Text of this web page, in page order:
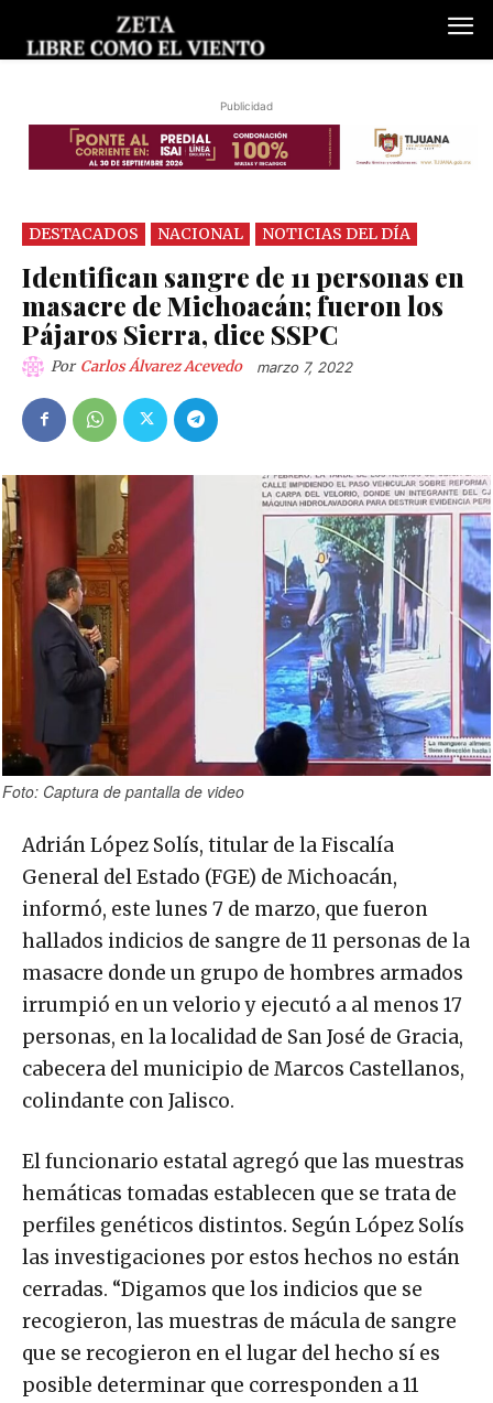
Publicidad
DESTACADOS NACIONAL NOTICIAS DEL DÍA
Identifican sangre de 11 personas en
masacre de Michoacán; fueron los
Pájaros Sierra, dice SSPC
Por Carlos Álvarez Acevedo marzo 7, 2022
Foto: Captura de pantalla de video
Adrián López Solís, titular de la Fiscalía
General del Estado (FGE) de Michoacán,
informó, este lunes 7 de marzo, que fueron
hallados indicios de sangre de 11 personas de la
masacre donde un grupo de hombres armados
irrumpió en un velorio y ejecutó a al menos 17
personas, en la localidad de San José de Gracia,
cabecera del municipio de Marcos Castellanos,
colindante con Jalisco.
El funcionario estatal agregó que las muestras
hemáticas tomadas establecen que se trata de
perfiles genéticos distintos. Según López Solís
las investigaciones por estos hechos no están
cerradas. “Digamos que los indicios que se
recogieron, las muestras de mácula de sangre
que se recogieron en el lugar del hecho sí es
posible determinar que corresponden a 11